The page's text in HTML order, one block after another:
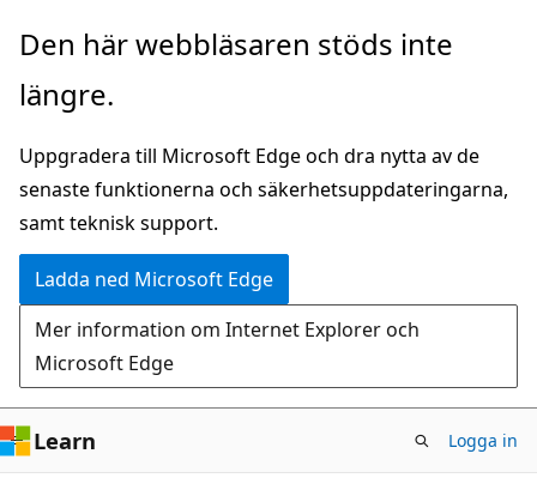
Hoppa
huvudinnehåll
Den här webbläsaren stöds inte
längre.
Uppgradera till Microsoft Edge och dra nytta av de
senaste funktionerna och säkerhetsuppdateringarna,
samt teknisk support.
Ladda ned Microsoft Edge
Mer information om Internet Explorer och
Microsoft Edge
Learn Logga in